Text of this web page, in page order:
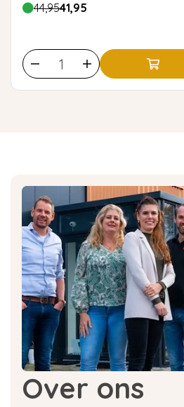
44,9541,95
Over ons